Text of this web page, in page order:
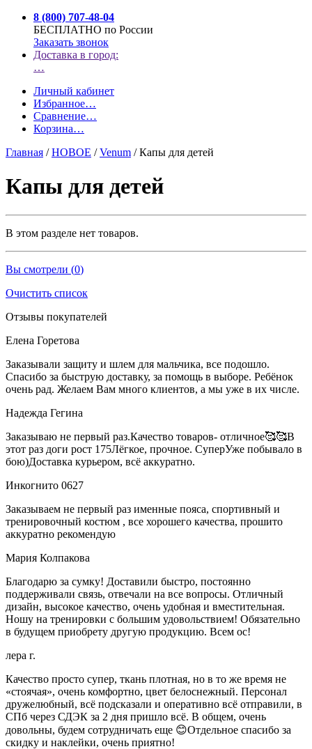
8 (800) 707-48-04
БЕСПЛАТНО по России
Заказать звонок
Доставка в город:
…
Личный кабинет
Избранное…
Сравнение…
Корзина…
Главная /НОВОЕ /Venum /Капы для детей
Капы для детей
В этом разделе нет товаров.
Вы смотрели (0)
Очистить список
Отзывы покупателей
Елена Горетова
Заказывали защиту и шлем для мальчика, все подошло.
Спасибо за быструю доставку, за помощь в выборе. Ребёнок
очень рад. Желаем Вам много клиентов, а мы уже в их числе.
Надежда Гегина
Заказываю не первый раз.Качество товаров- отличное🥰🥰В
этот раз доги рост 175Лёгкое, прочное. СуперУже побывало в
бою)Доставка курьером, всё аккуратно.
Инкогнито 0627
Заказываем не первый раз именные пояса, спортивный и
тренировочный костюм , все хорошего качества, прошито
аккуратно рекомендую
Мария Колпакова
Благодарю за сумку! Доставили быстро, постоянно
поддерживали связь, отвечали на все вопросы. Отличный
дизайн, высокое качество, очень удобная и вместительная.
Ношу на тренировки с большим удовольствием! Обязательно
в будущем приобрету другую продукцию. Всем ос!
лера г.
Качество просто супер, ткань плотная, но в то же время не
«стоячая», очень комфортно, цвет белоснежный. Персонал
дружелюбный, всё подсказали и оперативно всё отправили, в
СПб через СДЭК за 2 дня пришло всё. В общем, очень
довольны, будем сотрудничать еще 😊Отдельное спасибо за
скидку и наклейки, очень приятно!